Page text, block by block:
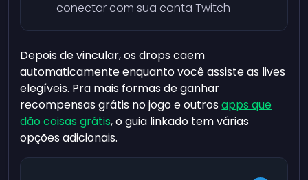
conectar com sua conta Twitch
Depois de vincular, os drops caem
automaticamente enquanto você assiste as lives
elegíveis. Pra mais formas de ganhar
recompensas grátis no jogo e outrosapps que
dão coisas grátis, o guia linkado tem várias
opções adicionais.